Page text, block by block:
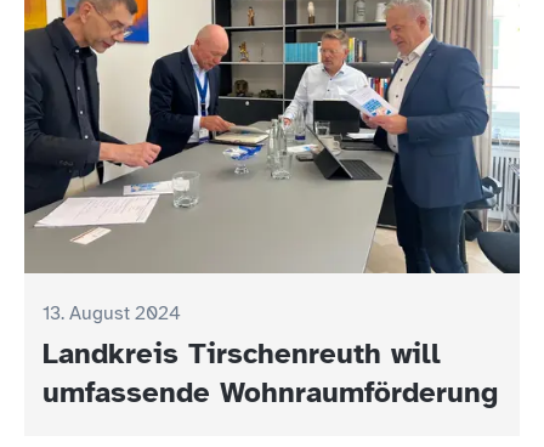
13. August 2024
Landkreis Tirschenreuth will
umfassende Wohnraumförderung